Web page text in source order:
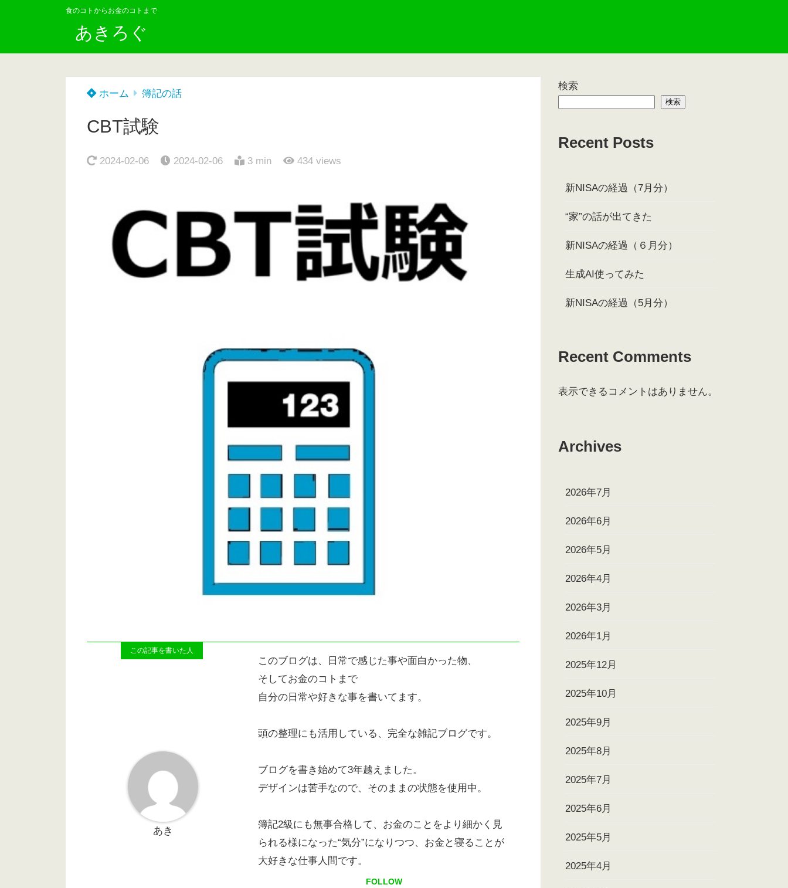
食のコトからお金のコトまで
あきろぐ
ホーム 簿記の話
CBT試験
2024-02-06 2024-02-06 3 min 434 views
あき
このブログは、日常で感じた事や面白かった物、
そしてお金のコトまで
自分の日常や好きな事を書いてます。
頭の整理にも活用している、完全な雑記ブログです。
ブログを書き始めて3年越えました。
デザインは苦手なので、そのままの状態を使用中。
簿記2級にも無事合格して、お金のことをより細かく見
られる様になった“気分”になりつつ、お金と寝ることが
大好きな仕事人間です。
FOLLOW
検索
検索
Recent Posts
新NISAの経過（7月分）
“家”の話が出てきた
新NISAの経過（６月分）
生成AI使ってみた
新NISAの経過（5月分）
Recent Comments
表示できるコメントはありません。
Archives
2026年7月
2026年6月
2026年5月
2026年4月
2026年3月
2026年1月
2025年12月
2025年10月
2025年9月
2025年8月
2025年7月
2025年6月
2025年5月
2025年4月